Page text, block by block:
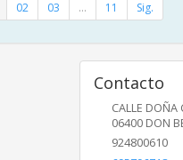
02 03 ... 11 Sig.
Contacto
CALLE DOÑA
06400 DON
924800610